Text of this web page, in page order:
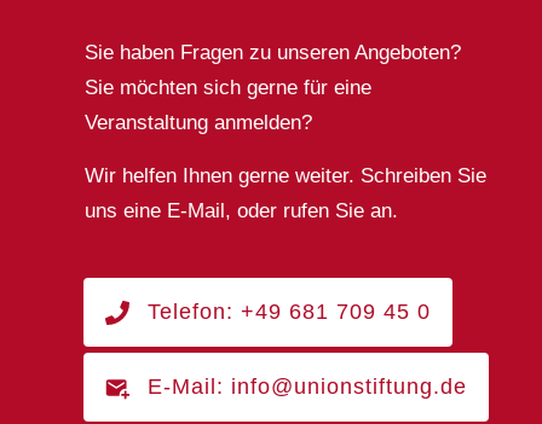
Sie haben Fragen zu unseren Angeboten?
Sie möchten sich gerne für eine
Veranstaltung anmelden?
Wir helfen Ihnen gerne weiter. Schreiben Sie
uns eine E-Mail, oder rufen Sie an.
Telefon: +49 681 709 45 0
E-Mail: info@unionstiftung.de